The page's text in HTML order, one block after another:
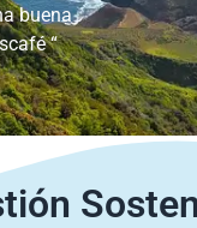
buena
“